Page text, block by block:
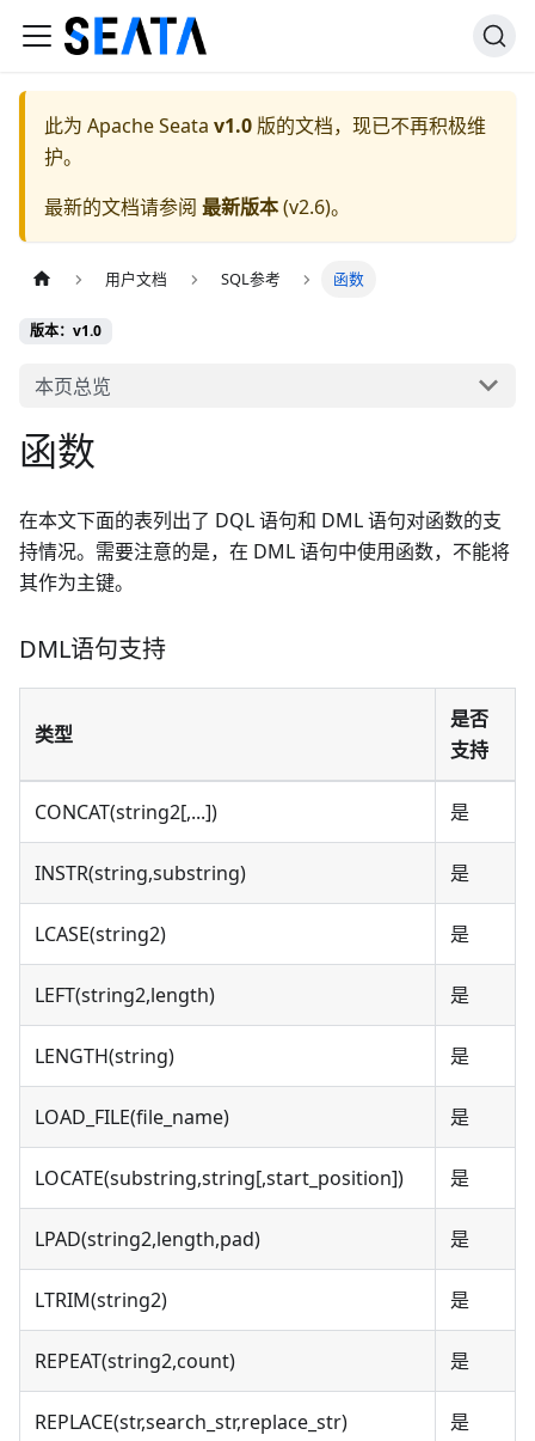
此为 Apache Seata v1.0 版的文档，现已不再积极维
护。
最新的文档请参阅 最新版本(v2.6)。
用户文档 SQL参考 函数
版本：v1.0
本页总览
函数
在本文下面的表列出了 DQL 语句和 DML 语句对函数的支
持情况。需要注意的是，在 DML 语句中使用函数，不能将
其作为主键。
DML语句支持
类型
是否
支持
CONCAT(string2[,...]) 是
INSTR(string,substring) 是
LCASE(string2) 是
LEFT(string2,length) 是
LENGTH(string) 是
LOAD_FILE(file_name) 是
LOCATE(substring,string[,start_position]) 是
LPAD(string2,length,pad) 是
LTRIM(string2) 是
REPEAT(string2,count) 是
REPLACE(str,search_str,replace_str) 是